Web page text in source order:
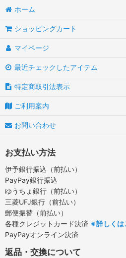
ホーム
ショッピングカート
マイページ
最近チェックしたアイテム
特定商取引法表示
ご利用案内
お問い合わせ
お支払い方法
伊予銀行振込（前払い）
PayPay銀行振込
ゆうちょ銀行（前払い）
三菱UFJ銀行（前払い）
郵便振替（前払い）
各種クレジットカード決済 ※詳しくは
PayPayオンライン決済
返品・交換について